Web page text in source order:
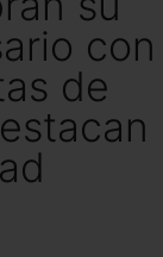
con
de